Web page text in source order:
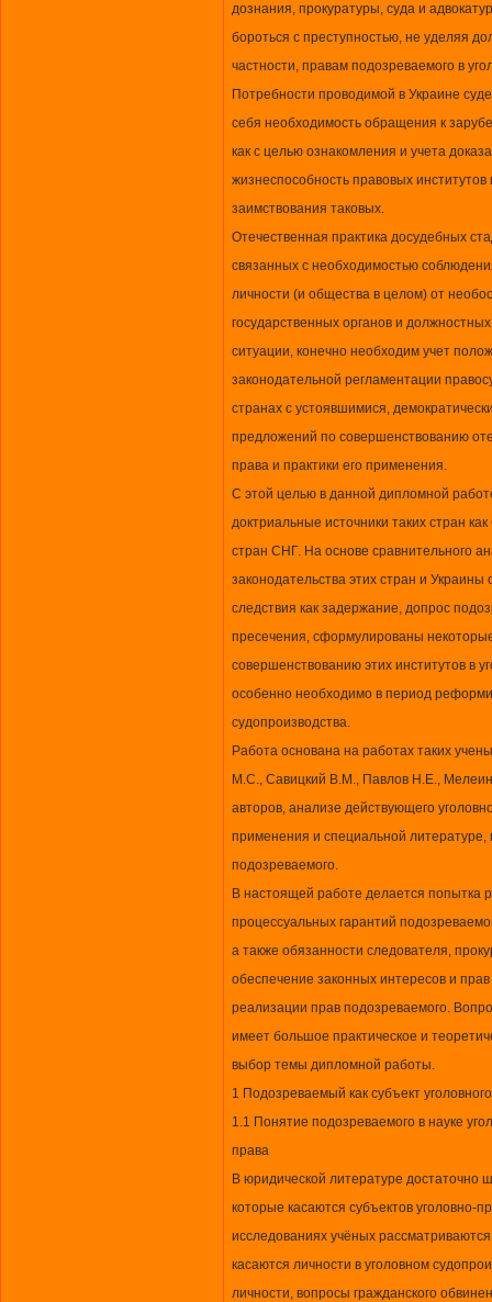
дознания, прокуратуры, суда и
бороться с преступностью, не уделяя
частности, правам подозреваемого в
Потребности проводимой в Украине
себя необходимость обращения к
как с целью ознакомления и учета
жизнеспособность правовых
заимствования таковых.
Отечественная практика досудебных
связанных с необходимостью
личности (и общества в целом) от
государственных органов и
ситуации, конечно необходим учет
законодательной регламентации
странах с устоявшимися,
предложений по совершенствованию
права и практики его применения.
С этой целью в данной дипломной
доктриальные источники таких стран
стран СНГ. На основе сравнительного
законодательства этих стран и Украины
следствия как задержание, допрос
пресечения, сформулированы
совершенствованию этих институтов в
особенно необходимо в период
судопроизводства.
Работа основана на работах таких
М.С., Савицкий В.М., Павлов Н.Е.,
авторов, анализе действующего
применения и специальной
подозреваемого.
В настоящей работе делается попытка
процессуальных гарантий
а также обязанности следователя,
обеспечение законных интересов и
реализации прав подозреваемого.
имеет большое практическое и
выбор темы дипломной работы.
1 Подозреваемый как субъект
1.1 Понятие подозреваемого в науке
права
В юридической литературе достаточно
которые касаются субъектов уголовно-
исследованиях учёных
касаются личности в уголовном
личности, вопросы гражданского